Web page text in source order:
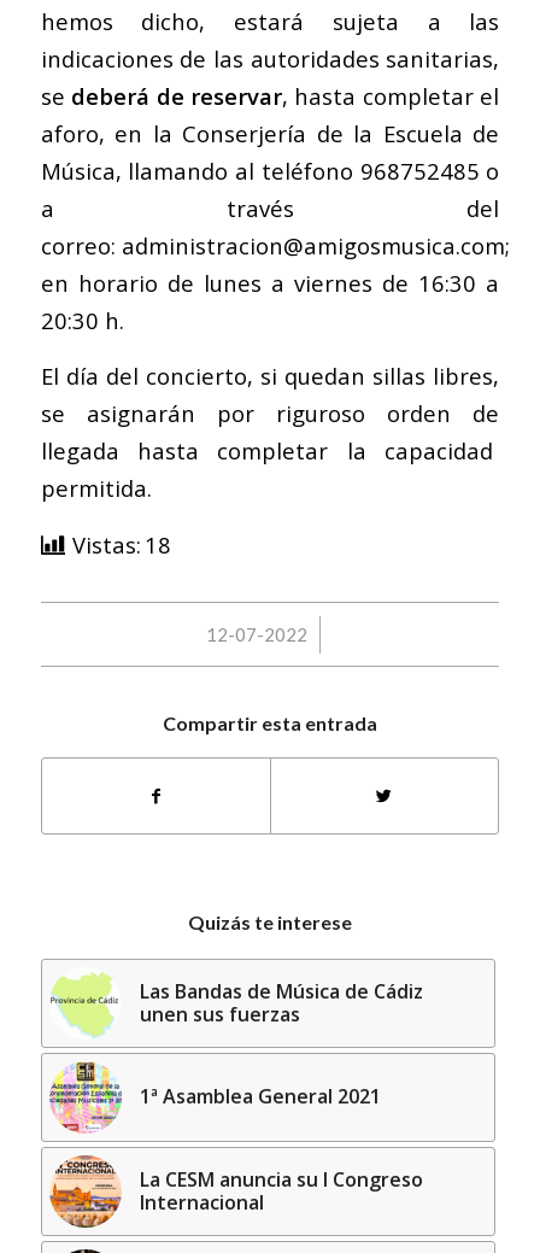
hemos dicho, estará sujeta a las
indicaciones de las autoridades sanitarias,
se deberá de reservar, hasta completar el
aforo, en la Conserjería de la Escuela de
Música, llamando al teléfono 968752485 o
a través del
correo: administracion@amigosmusica.com;
en horario de lunes a viernes de 16:30 a
20:30 h.
El día del concierto, si quedan sillas libres,
se asignarán por riguroso orden de
llegada hasta completar la capacidad
permitida.
Vistas: 18
12-07-2022
/
Compartir esta entrada
Quizás te interese
Las Bandas de Música de Cádiz
unen sus fuerzas
1ª Asamblea General 2021
La CESM anuncia su I Congreso
Internacional